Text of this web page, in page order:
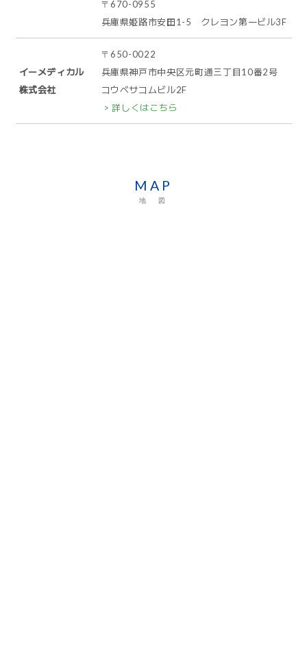
〒670-0955
兵庫県姫路市安田1-5 クレヨン第一ビル3F
イーメディカル
株式会社
〒650-0022
兵庫県神戸市中央区元町通三丁目10番2号
コウベサコムビル2F
> 詳しくはこちら
MAP
地 図